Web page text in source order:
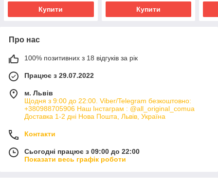
Купити Купити
Про нас
100% позитивних з 18 відгуків за рік
Працює з 29.07.2022
м. Львів
Щодня з 9:00 до 22:00. Viber/Telegram безкоштовно:
+380988705906 Наш Інстаграм : @all_original_comua
Доставка 1-2 дні Нова Пошта, Львів, Україна
Контакти
Сьогодні працює з 09:00 до 22:00
Показати весь графік роботи